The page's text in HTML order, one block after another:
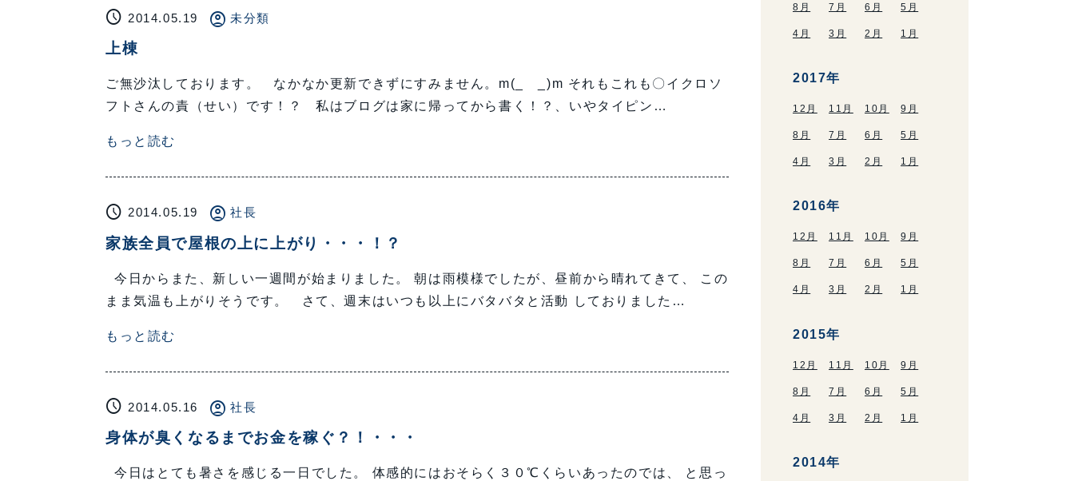
schedule 2014.05.19 account_circle 未分類
上棟
ご無沙汰しております。 なかなか更新できずにすみません。m(_ _)m それもこれも〇イクロソ
フトさんの責（せい）です！？ 私はブログは家に帰ってから書く！？、いやタイピン…
もっと読む
schedule 2014.05.19 account_circle 社長
家族全員で屋根の上に上がり・・・！？
今日からまた、新しい一週間が始まりました。 朝は雨模様でしたが、昼前から晴れてきて、 この
まま気温も上がりそうです。 さて、週末はいつも以上にバタバタと活動 しておりました…
もっと読む
schedule 2014.05.16 account_circle 社長
身体が臭くなるまでお金を稼ぐ？！・・・
今日はとても暑さを感じる一日でした。 体感的にはおそらく３０℃くらいあったのでは、 と思っ
8月 7月 6月 5月
4月 3月 2月 1月
2017年
12月 11月 10月 9月
8月 7月 6月 5月
4月 3月 2月 1月
2016年
12月 11月 10月 9月
8月 7月 6月 5月
4月 3月 2月 1月
2015年
12月 11月 10月 9月
8月 7月 6月 5月
4月 3月 2月 1月
2014年